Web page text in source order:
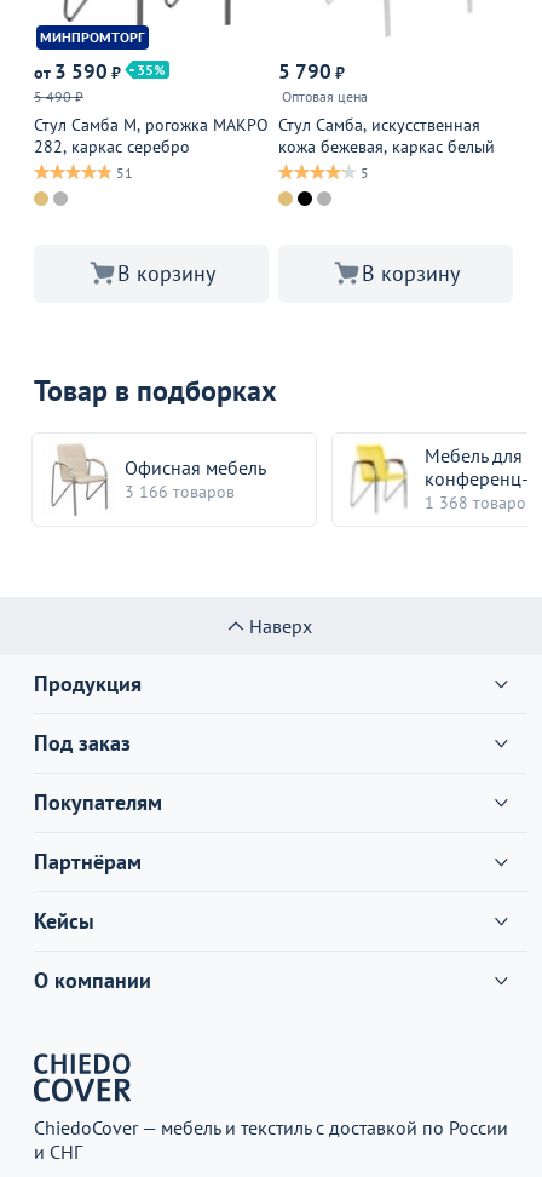
МИНПРОМТОРГ
от 3 590 ₽
35
5 490 ₽
Стул Самба M, рогожка МАКРО
282, каркас серебро
51
В корзину
5 790 ₽
Оптовая цена
Стул Самба, искусственная
кожа бежевая, каркас белый
5
В корзину
Товар в подборках
Офисная мебель
3 166 товаров
Мебель для
конференц-
1 368 товаров
Наверх
Продукция
Под заказ
Покупателям
Партнёрам
Кейсы
О компании
ChiedoCover — мебель и текстиль с доставкой по России
и СНГ